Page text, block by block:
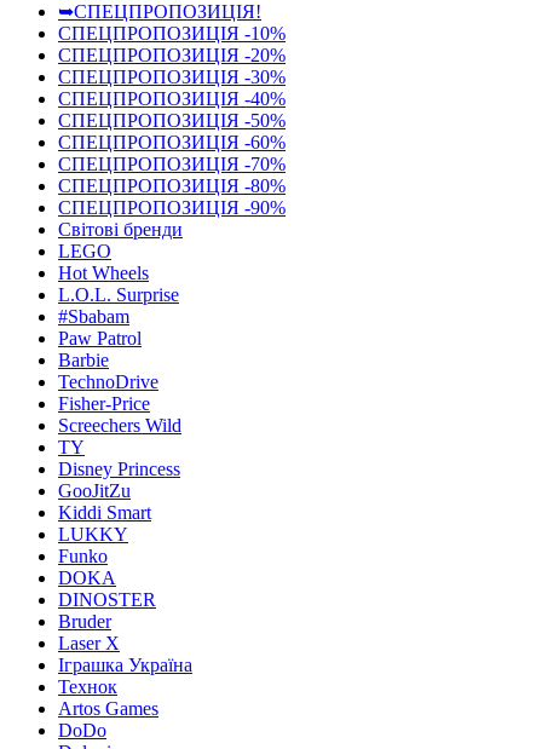
➥СПЕЦПРОПОЗИЦІЯ!
СПЕЦПРОПОЗИЦІЯ -10%
СПЕЦПРОПОЗИЦІЯ -20%
СПЕЦПРОПОЗИЦІЯ -30%
СПЕЦПРОПОЗИЦІЯ -40%
СПЕЦПРОПОЗИЦІЯ -50%
СПЕЦПРОПОЗИЦІЯ -60%
СПЕЦПРОПОЗИЦІЯ -70%
СПЕЦПРОПОЗИЦІЯ -80%
СПЕЦПРОПОЗИЦІЯ -90%
Світові бренди
LEGO
Hot Wheels
L.O.L. Surprise
#Sbabam
Paw Patrol
Barbie
TechnoDrive
Fisher-Price
Screechers Wild
TY
Disney Princess
GooJitZu
Kiddi Smart
LUKKY
Funko
DOKA
DINOSTER
Bruder
Laser X
Іграшка Україна
Технок
Artos Games
DoDo